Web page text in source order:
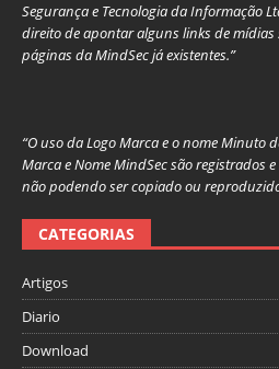
Segurança e Tecnologia da Informação
direito de apontar alguns links de mídias
páginas da MindSec já existentes.”
“O uso da Logo Marca e o nome Minuto
Marca e Nome MindSec são registrados
não podendo ser copiado ou
CATEGORIAS
Artigos
Diario
Download